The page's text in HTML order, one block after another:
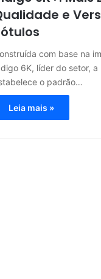
e
com base na
6K, líder do setor, a
o padrão…
Leia mais »